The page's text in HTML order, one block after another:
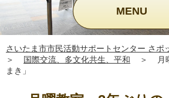
MENU
さいたま市市民活動サポートセンター さポ
＞
国際交流、多文化共生、平和 ＞
まき」